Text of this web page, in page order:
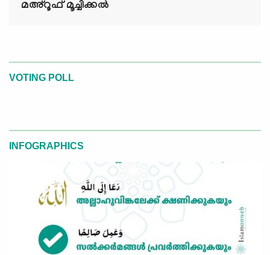
മഅ്റൂഫ് മൂച്ചിക്കല്‍
VOTING POLL
INFOGRAPHICS